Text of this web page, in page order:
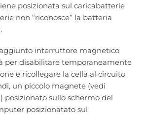
posizionata sul caricabatterie
non “riconosce” la batteria
interruttore magnetico
per disabilitare temporaneamente
e ricollegare la cella al circuito
un piccolo magnete (vedi
posizionato sullo schermo del
posizionatato sul